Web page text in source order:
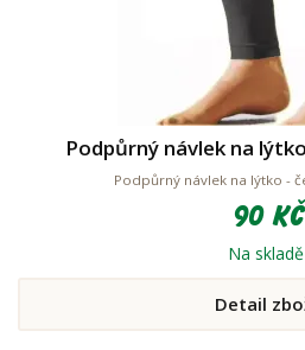
Podpůrný návlek na
Podpůrný návlek na lýtko -
90 Kč
Na skladě
Detail